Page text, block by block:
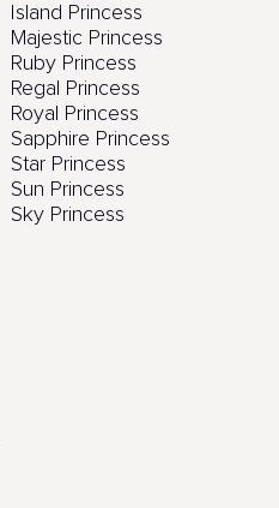
Island Princess
Majestic Princess
Ruby Princess
Regal Princess
Royal Princess
Sapphire Princess
Star Princess
Sun Princess
Sky Princess